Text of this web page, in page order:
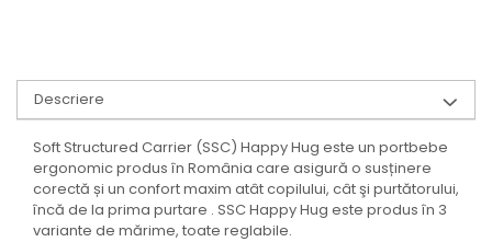
Descriere
Soft Structured Carrier (SSC) Happy Hug este un portbebe
ergonomic produs în România care asigură o susținere
corectă și un confort maxim atât copilului, cât şi purtătorului,
încă de la prima purtare . SSC Happy Hug este produs în 3
variante de mărime, toate reglabile.